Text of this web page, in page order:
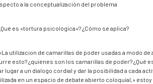
a la conceptualización del problema
es «tortura psicológica»? ¿Cómo se aplica?
utilizacion de camarillas de poder usadas a modo
esto? ¿quienes son los camarillas de poder? ¿Qué
lugar a un dialogo cordial y dar la posibilidad a cada
en un espacio de debate abierto coloquial,»